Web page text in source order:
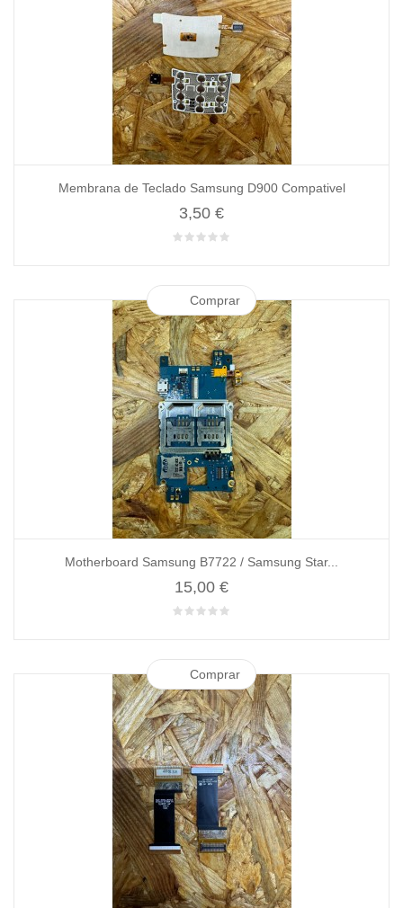
Membrana de Teclado Samsung D900 Compativel
3,50 €
Comprar
Motherboard Samsung B7722 / Samsung Star...
15,00 €
Comprar